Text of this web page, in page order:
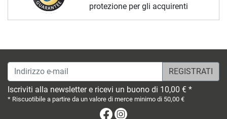
protezione per gli acquirenti
Indirizzo e-mail
Iscriviti alla newsletter e ricevi un buono di 10,00 € *
* Riscuotibile a partire da un valore di merce minimo di 50,00 €
Facebook